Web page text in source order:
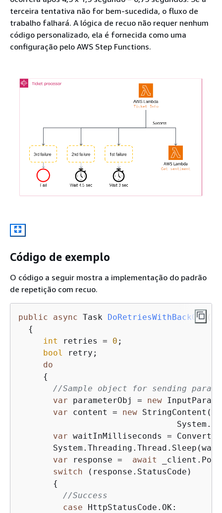
terceira tentativa não for bem-sucedida, o fluxo de
trabalho falhará. A lógica de recuo não requer nenhum
código personalizado, ela é fornecida como uma
configuração pelo AWS Step Functions.
Código de exemplo
O código a seguir mostra a implementação do padrão
de repetição com recuo.
public async Task DoRetriesWithBackOff
{
int
retries = 0 ;
bool
retry;
do
{
//Sample object for sending
var parameterObj = new
var content = new
var waitInMilliseconds =
var response = await
switch (response.StatusCode)
{
//Success
case HttpStatusCode.OK: